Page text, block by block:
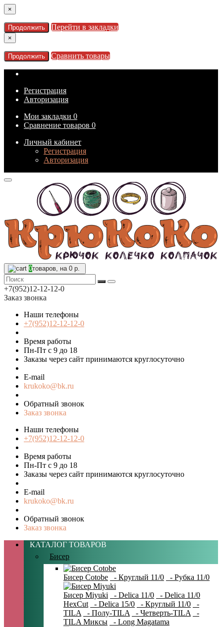
×
Продолжить Перейти в закладки
×
Продолжить Сравнить товары
Регистрация
Авторизация
Мои закладки 0
Сравнение товаров 0
Личный кабинет
Регистрация
Авторизация
0товаров, на 0 р.
+7(952)12-12-12-0
Заказ звонка
Наши телефоны
+7(952)12-12-12-0
Время работы
Пн-Пт с 9 до 18
Заказы через сайт принимаются круглосуточно
E-mail
krukoko@bk.ru
Обратный звонок
Заказ звонка
Наши телефоны
+7(952)12-12-12-0
Время работы
Пн-Пт с 9 до 18
Заказы через сайт принимаются круглосуточно
E-mail
krukoko@bk.ru
Обратный звонок
Заказ звонка
КАТАЛОГ ТОВАРОВ
Бисер
Бисер Cotobe - Круглый 11/0 - Рубка 11/0
Бисер Miyuki - Delica 11/0
- Delica 11/0
HexCut
- Delica 15/0 - Круглый 11/0
-
TILA
- Полу-TILA - Четверть-TILA
-
TILA Миксы
- Long Magatama